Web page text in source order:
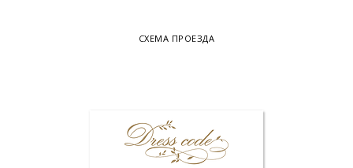
СХЕМА ПРОЕЗДА